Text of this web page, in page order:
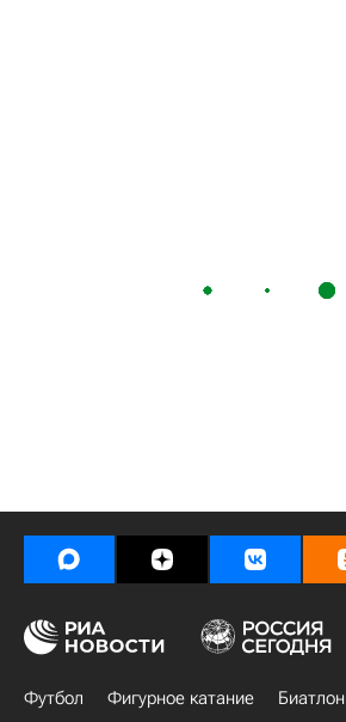
Футбол Фигурное катание Биатлон